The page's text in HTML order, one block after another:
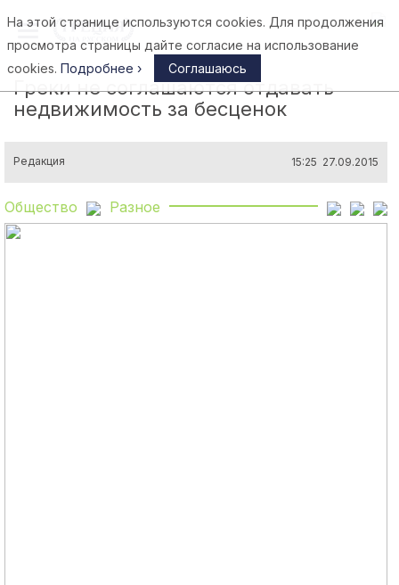
Афины
Греки не соглашаются отдавать
недвижимость за бесценок
Редакция 15:25 27.09.2015
Общество Разное
На этой странице используются cookies. Для продолжения
просмотра страницы дайте согласие на использование
cookies. Подробнее › Соглашаюсь